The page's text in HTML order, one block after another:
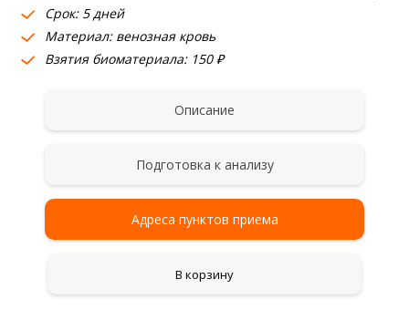
Партнерам
Срок: 5 дней
Материал: венозная кровь
Взятия биоматериала: 150 ₽
Описание
Подготовка к анализу
Адреса пунктов приема
В корзину